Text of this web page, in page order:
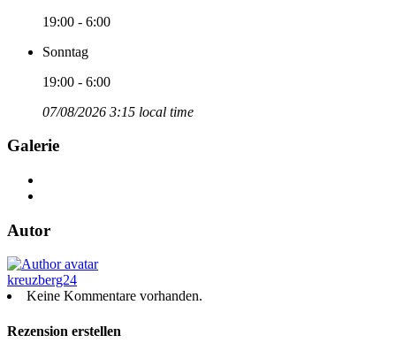
19:00 - 6:00
Sonntag
19:00 - 6:00
07/08/2026 3:15 local time
Galerie
Autor
kreuzberg24
Keine Kommentare vorhanden.
Rezension erstellen